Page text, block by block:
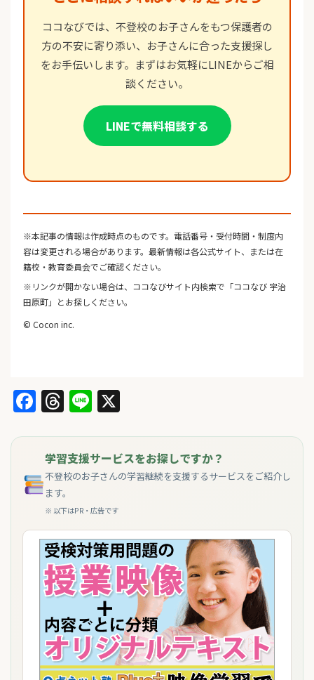
ココなびでは、不登校のお子さんをもつ保護者の
方の不安に寄り添い、お子さんに合った支援探し
をお手伝いします。まずはお気軽にLINEからご相
談ください。
LINEで無料相談する
※本記事の情報は作成時点のものです。電話番号・受付時間・制度内
容は変更される場合があります。最新情報は各公式サイト、または在
籍校・教育委員会でご確認ください。
※リンクが開かない場合は、ココなびサイト内検索で「ココなび 宇治
田原町」とお探しください。
© Cocon inc.
Facebook
Threads
Line
学習支援サービスをお探しですか？
不登校のお子さんの学習継続を支援するサービスをご紹介し
ます。
※ 以下はPR・広告です